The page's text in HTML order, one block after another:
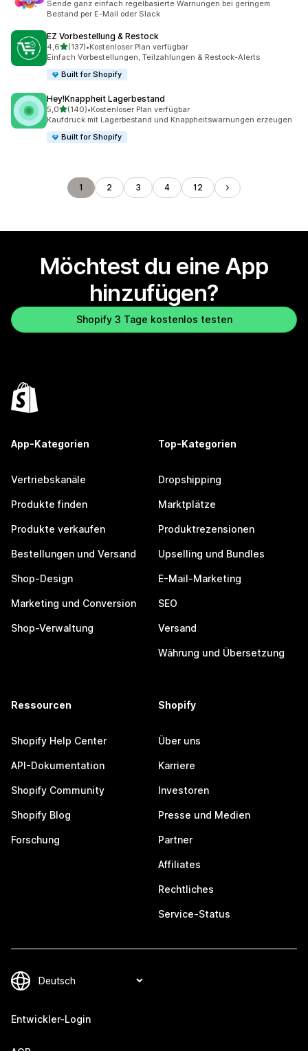
Sende ganz einfach regelbasierte Warnungen bei geringem
Bestand per E-Mail oder Slack
EZ Vorbestellung & Restock
4,6von 5 Sternen
(137)
137 Rezensionen insgesamt
•Kostenloser Plan verfügbar
Einfach Vorbestellungen, Teilzahlungen & Restock-Alerts
Built for Shopify
Hey!Knappheit Lagerbestand
5,0von 5 Sternen
(140)
140 Rezensionen insgesamt
•Kostenloser Plan verfügbar
Kaufdruck mit Lagerbestand und Knappheitswarnungen erzeugen
Built for Shopify
1 2 3 4 12
Möchtest du eine App
hinzufügen?
Shopify 3 Tage kostenlos testen
App-Kategorien
Vertriebskanäle
Produkte finden
Produkte verkaufen
Bestellungen und Versand
Shop-Design
Marketing und Conversion
Shop-Verwaltung
Top-Kategorien
Dropshipping
Marktplätze
Produktrezensionen
Upselling und Bundles
E-Mail-Marketing
SEO
Versand
Währung und Übersetzung
Ressourcen
Shopify Help Center
API-Dokumentation
Shopify Community
Shopify Blog
Forschung
Shopify
Über uns
Karriere
Investoren
Presse und Medien
Partner
Affiliates
Rechtliches
Service-Status
Entwickler-Login